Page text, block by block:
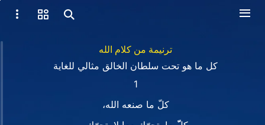
ترنيمة من كلام الله
كل ما هو تحت سلطان الخالق مثالي للغاية
1
كلّ ما صنعه الله،